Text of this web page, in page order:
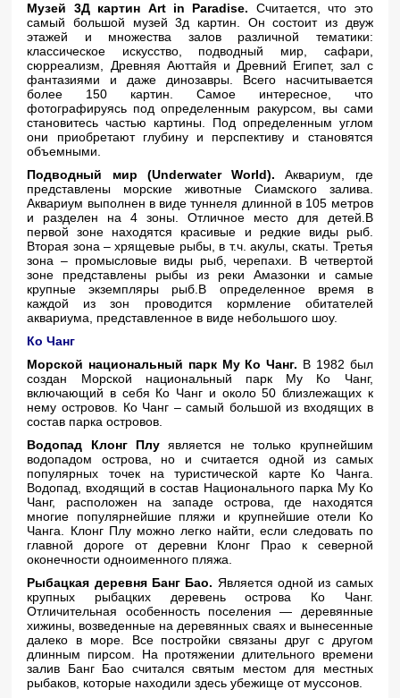
Музей 3Д картин Art in Paradise. Считается, что это
самый большой музей 3д картин. Он состоит из двуж
этажей и множества залов различной тематики:
классическое искусство, подводный мир, сафари,
сюрреализм, Древняя Аюттайя и Древний Египет, зал с
фантазиями и даже динозавры. Всего насчитывается
более 150 картин. Самое интересное, что
фотографируясь под определенным ракурсом, вы сами
становитесь частью картины. Под определенным углом
они приобретают глубину и перспективу и становятся
объемными.
Подводный мир (Underwater World). Аквариум, где
представлены морские животные Сиамского залива.
Аквариум выполнен в виде туннеля длинной в 105 метров
и разделен на 4 зоны. Отличное место для детей.В
первой зоне находятся красивые и редкие виды рыб.
Вторая зона – хрящевые рыбы, в т.ч. акулы, скаты. Третья
зона – промысловые виды рыб, черепахи. В четвертой
зоне представлены рыбы из реки Амазонки и самые
крупные экземпляры рыб.В определенное время в
каждой из зон проводится кормление обитателей
аквариума, представленное в виде небольшого шоу.
Ко Чанг
Морской национальный парк Му Ко Чанг. В 1982 был
создан Морской национальный парк Му Ко Чанг,
включающий в себя Ко Чанг и около 50 близлежащих к
нему островов. Ко Чанг – самый большой из входящих в
состав парка островов.
Водопад Клонг Плу является не только крупнейшим
водопадом острова, но и считается одной из самых
популярных точек на туристической карте Ко Чанга.
Водопад, входящий в состав Национального парка Му Ко
Чанг, расположен на западе острова, где находятся
многие популярнейшие пляжи и крупнейшие отели Ко
Чанга. Клонг Плу можно легко найти, если следовать по
главной дороге от деревни Клонг Прао к северной
оконечности одноименного пляжа.
Рыбацкая деревня Банг Бао. Является одной из самых
крупных рыбацких деревень острова Ко Чанг.
Отличительная особенность поселения — деревянные
хижины, возведенные на деревянных сваях и вынесенные
далеко в море. Все постройки связаны друг с другом
длинным пирсом. На протяжении длительного времени
залив Банг Бао считался святым местом для местных
рыбаков, которые находили здесь убежище от муссонов.